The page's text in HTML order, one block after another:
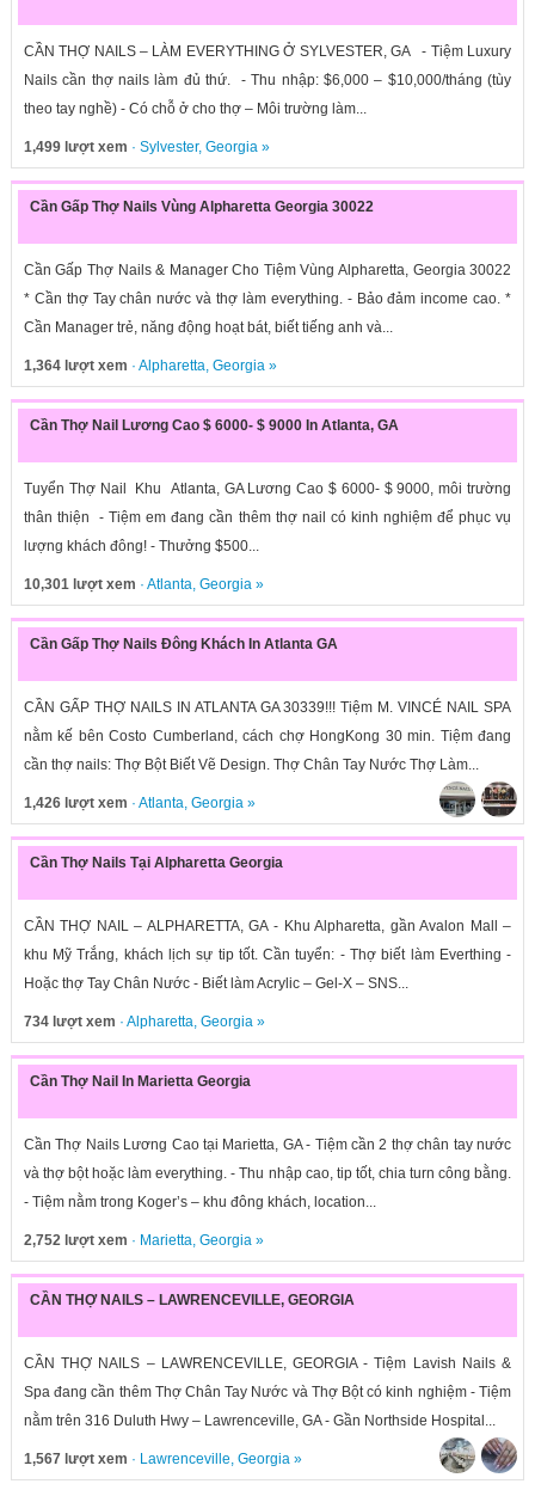
CẦN THỢ NAILS – LÀM EVERYTHING Ở SYLVESTER, GA - Tiệm Luxury
Nails cần thợ nails làm đủ thứ. - Thu nhập: $6,000 – $10,000/tháng (tùy
theo tay nghề) - Có chỗ ở cho thợ – Môi trường làm...
1,499 lượt xem · Sylvester, Georgia»
Cần Gấp Thợ Nails Vùng Alpharetta Georgia 30022
Cần Gấp Thợ Nails & Manager Cho Tiệm Vùng Alpharetta, Georgia 30022
* Cần thợ Tay chân nước và thợ làm everything. - Bảo đảm income cao. *
Cần Manager trẻ, năng động hoạt bát, biết tiếng anh và...
1,364 lượt xem · Alpharetta, Georgia»
Cần Thợ Nail Lương Cao $ 6000- $ 9000 In Atlanta, GA
Tuyển Thợ Nail Khu Atlanta, GA Lương Cao $ 6000- $ 9000, môi trường
thân thiện - Tiệm em đang cần thêm thợ nail có kinh nghiệm để phục vụ
lượng khách đông! - Thưởng $500...
10,301 lượt xem · Atlanta, Georgia»
Cần Gấp Thợ Nails Đông Khách In Atlanta GA
CẦN GẤP THỢ NAILS IN ATLANTA GA 30339!!! Tiệm M. VINCÉ NAIL SPA
nằm kế bên Costo Cumberland, cách chợ HongKong 30 min. Tiệm đang
cần thợ nails: Thợ Bột Biết Vẽ Design. Thợ Chân Tay Nước Thợ Làm...
1,426 lượt xem · Atlanta, Georgia»
Cần Thợ Nails Tại Alpharetta Georgia
CẦN THỢ NAIL – ALPHARETTA, GA - Khu Alpharetta, gần Avalon Mall –
khu Mỹ Trắng, khách lịch sự tip tốt. Cần tuyển: - Thợ biết làm Everthing -
Hoặc thợ Tay Chân Nước - Biết làm Acrylic – Gel-X – SNS...
734 lượt xem · Alpharetta, Georgia»
Cần Thợ Nail In Marietta Georgia
Cần Thợ Nails Lương Cao tại Marietta, GA - Tiệm cần 2 thợ chân tay nước
và thợ bột hoặc làm everything. - Thu nhập cao, tip tốt, chia turn công bằng.
- Tiệm nằm trong Koger’s – khu đông khách, location...
2,752 lượt xem · Marietta, Georgia»
CẦN THỢ NAILS – LAWRENCEVILLE, GEORGIA
CẦN THỢ NAILS – LAWRENCEVILLE, GEORGIA - Tiệm Lavish Nails &
Spa đang cần thêm Thợ Chân Tay Nước và Thợ Bột có kinh nghiệm - Tiệm
nằm trên 316 Duluth Hwy – Lawrenceville, GA - Gần Northside Hospital...
1,567 lượt xem · Lawrenceville, Georgia»